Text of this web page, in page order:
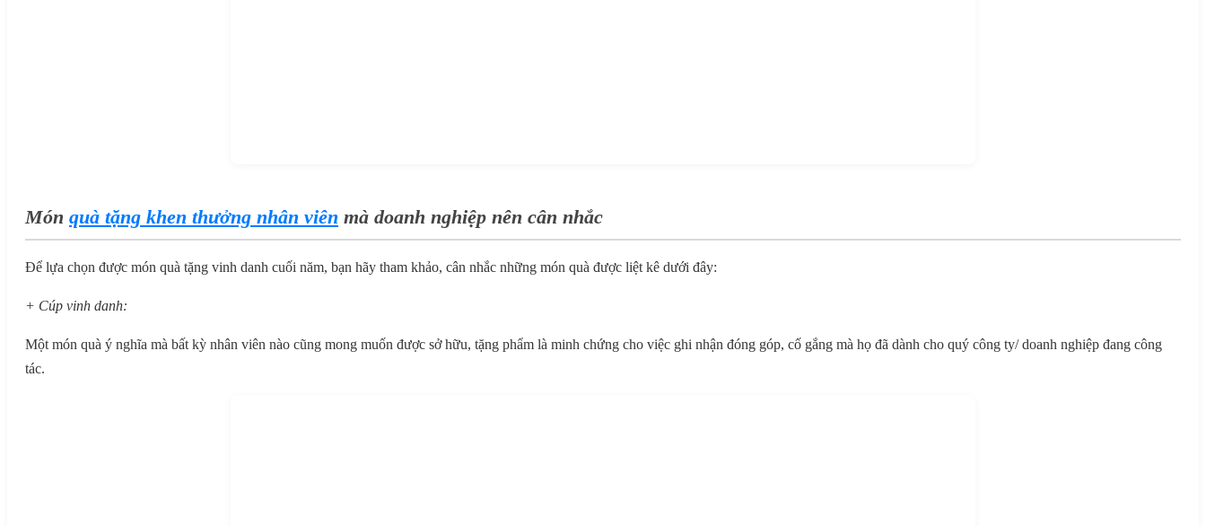
Món quà tặng khen thưởng nhân viên mà doanh nghiệp nên cân nhắc
Để lựa chọn được món quà tặng vinh danh cuối năm, bạn hãy tham khảo, cân nhắc những món quà được liệt kê dưới đây:
+ Cúp vinh danh:
Một món quà ý nghĩa mà bất kỳ nhân viên nào cũng mong muốn được sở hữu, tặng phẩm là minh chứng cho việc ghi nhận đóng góp, cố gắng mà họ đã dành cho quý công ty/ doanh nghiệp đang công
tác.